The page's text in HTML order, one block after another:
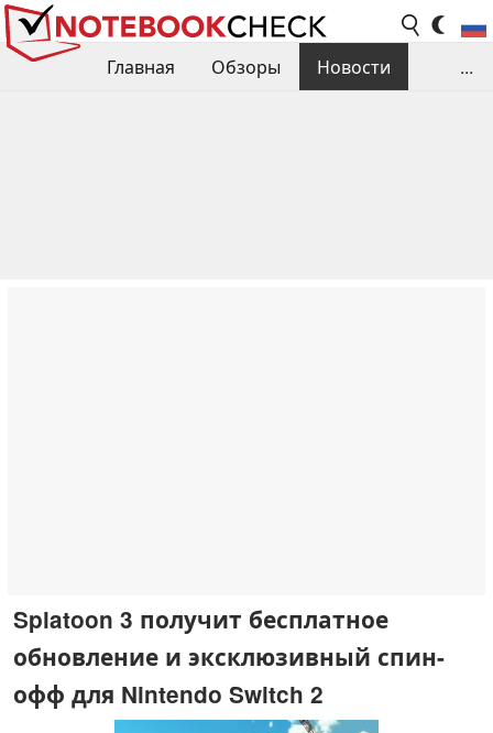
Главная Обзоры
Новости
...
Splatoon 3 получит бесплатное
обновление и эксклюзивный спин-
офф для Nintendo Switch 2